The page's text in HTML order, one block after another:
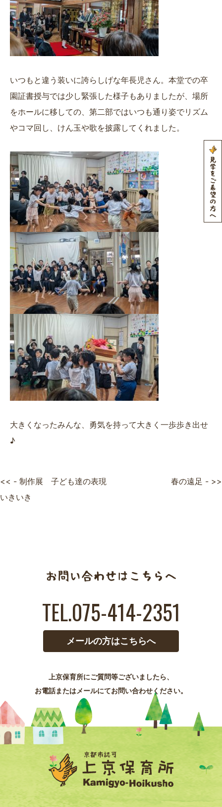
いつもと違う装いに誇らしげな年長児さん。本堂での卒
園証書授与では少し緊張した様子もありましたが、場所
をホールに移しての、第二部ではいつも通り姿でリズム
やコマ回し、けん玉や歌を披露してくれました。
大きくなったみんな、勇気を持って大きく一歩歩き出せ
♪
<< - 制作展 子ども達の表現
いきいき
春の遠足 - >>
TEL.075-414-2351
メールの方はこちらへ
上京保育所にご質問等ございましたら、
お電話またはメールにてお問い合わせください。